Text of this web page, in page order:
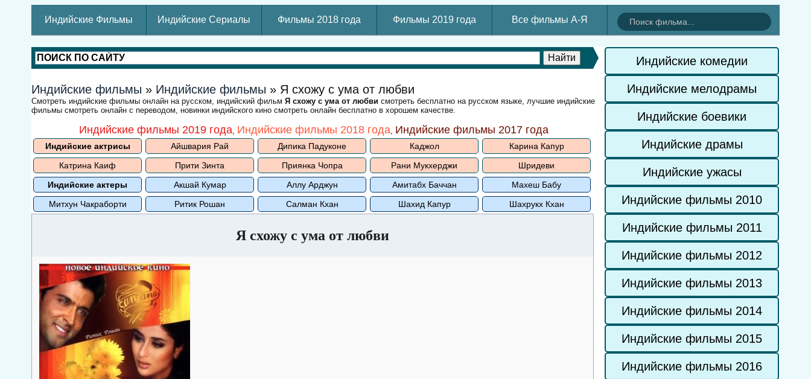
Индийские Фильмы Индийские Сериалы Фильмы 2018 года Фильмы 2019 года Все фильмы А-Я
Индийские фильмы » Индийские фильмы » Я схожу с ума от любви
Смотреть индийские фильмы онлайн на русском, индийский фильм Я схожу с ума от любви смотреть бесплатно на русском языке, лучшие индийские
фильмы смотреть онлайн с переводом, новинки индийского кино смотреть онлайн бесплатно в хорошем качестве.
Индийские фильмы 2019 года, Индийские фильмы 2018 года, Индийские фильмы 2017 года
Индийские актрисы Айшвария Рай Дипика Падуконе Каджол
Карина Капур
Катрина Каиф
Прити Зинта Приянка Чопра Рани Мукхерджи
Шридеви
Индийские актеры
Акшай Кумар Аллу Арджун Амитабх Баччан
Махеш Бабу
Митхун Чакраборти
Ритик Рошан Салман Кхан Шахид Капур Шахрукх Кхан
Я схожу с ума от любви
Индийские комедии
Индийские мелодрамы
Индийские боевики
Индийские драмы
Индийские ужасы
Индийские фильмы 2010
Индийские фильмы 2011
Индийские фильмы 2012
Индийские фильмы 2013
Индийские фильмы 2014
Индийские фильмы 2015
Индийские фильмы 2016